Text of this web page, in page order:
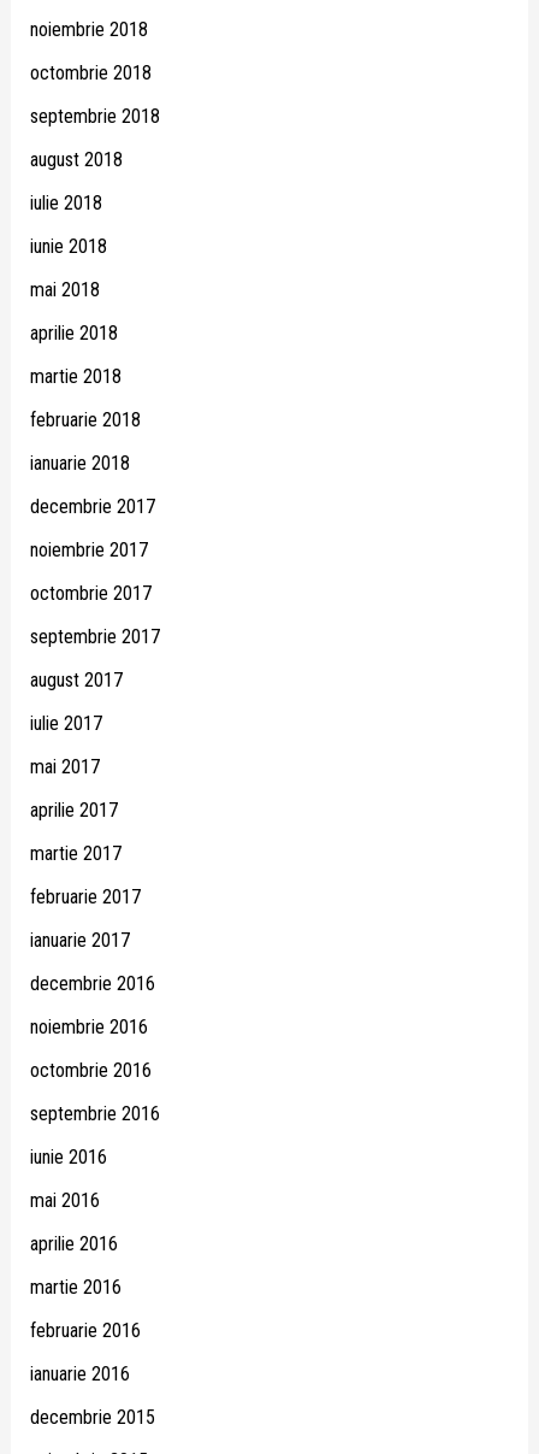
noiembrie 2018
octombrie 2018
septembrie 2018
august 2018
iulie 2018
iunie 2018
mai 2018
aprilie 2018
martie 2018
februarie 2018
ianuarie 2018
decembrie 2017
noiembrie 2017
octombrie 2017
septembrie 2017
august 2017
iulie 2017
mai 2017
aprilie 2017
martie 2017
februarie 2017
ianuarie 2017
decembrie 2016
noiembrie 2016
octombrie 2016
septembrie 2016
iunie 2016
mai 2016
aprilie 2016
martie 2016
februarie 2016
ianuarie 2016
decembrie 2015